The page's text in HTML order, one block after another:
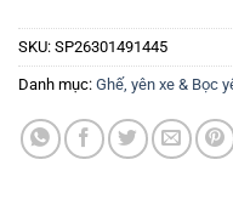
SKU: SP26301491445
Danh mục: Ghế, yên xe & Bọc